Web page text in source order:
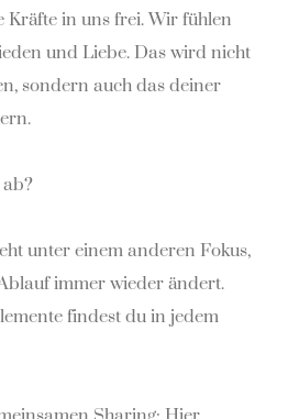
Kräfte in uns frei. Wir fühlen
und Liebe. Das wird nicht
sondern auch das deiner
unter einem anderen Fokus,
immer wieder ändert.
findest du in jedem